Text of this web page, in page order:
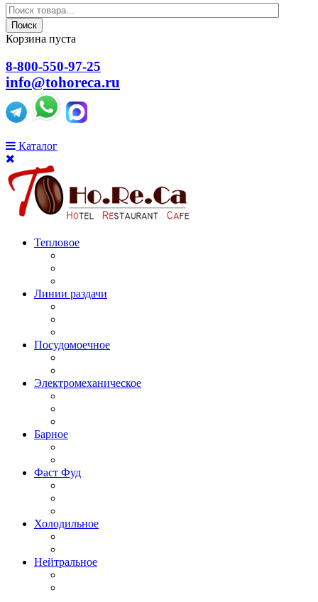
Поиск
Корзина пуста
8-800-550-97-25
info@tohoreca.ru
Каталог
Тепловое
Линии раздачи
Посудомоечное
Электромеханическое
Барное
Фаст Фуд
Холодильное
Нейтральное